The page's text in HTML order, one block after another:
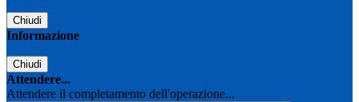
Chiudi
Informazione
Chiudi
Attendere...
Attendere il completamento dell'operazione...